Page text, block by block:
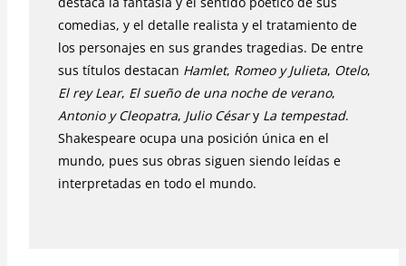
comedias, y el detalle realista y el tratamiento de
los personajes en sus grandes tragedias. De entre
sus títulos destacan Hamlet, Romeo y Julieta, Otelo,
El rey Lear, El sueño de una noche de verano,
Antonio y Cleopatra, Julio Césary La tempestad.
Shakespeare ocupa una posición única en el
mundo, pues sus obras siguen siendo leídas e
interpretadas en todo el mundo.